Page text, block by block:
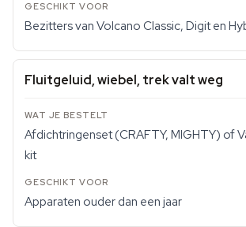
Bezitters van Volcano Classic, Digit en
Fluitgeluid, wiebel, trek valt weg
Afdichtringenset (CRAFTY, MIGHTY) of
kit
Apparaten ouder dan een jaar